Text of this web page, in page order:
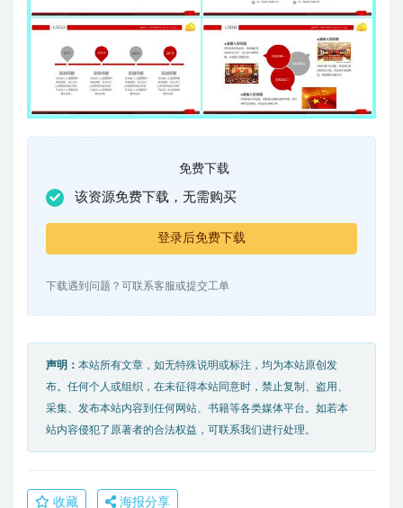
免费下载
该资源免费下载，无需购买
登录后免费下载
下载遇到问题？可联系客服或提交工单
声明： 本站所有文章，如无特殊说明或标注，均为本站原创发
布。任何个人或组织，在未征得本站同意时，禁止复制、盗用、
采集、发布本站内容到任何网站、书籍等各类媒体平台。如若本
站内容侵犯了原著者的合法权益，可联系我们进行处理。
收藏 海报分享